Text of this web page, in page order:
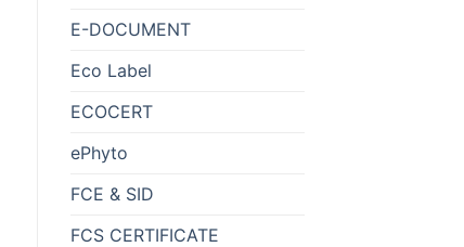
E-DOCUMENT
Eco Label
ECOCERT
ePhyto
FCE & SID
FCS CERTIFICATE